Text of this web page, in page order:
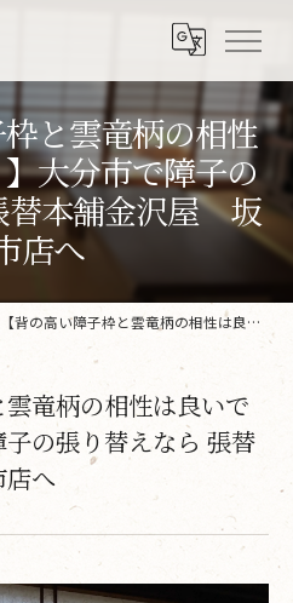
と雲竜柄の相性
大分市で障子の
替本舗金沢屋 坂
店へ
【背の高い障子枠と雲竜柄の相性は良いですね！】大分市で障子の張り替えなら 張替本舗金沢屋 坂ノ市店へ
雲竜柄の相性は良いで
の張り替えなら 張替
へ